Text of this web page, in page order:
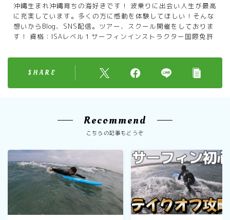
沖縄生まれ沖縄育ちの海好きです！ 波乗りに出会い人生が最高
に充実しています。多くの方に感動を体験してほしい！そんな
想いからBlog、SNS配信。ツアー、スクール開催をしておりま
す！ 資格：ISAレベル１サーフィンインストラクター国際免許
SHARE
Recommend
こちらの記事もどうぞ